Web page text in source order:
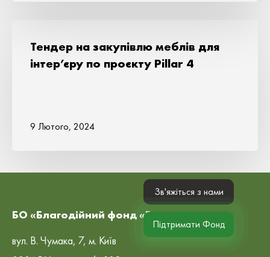
Тендер на закупівлю меблів для
інтер’єру по проєкту Pillar 4
9 Лютого, 2024
БО «Благодійний фонд «Рокада»
вул. В. Чумака, 7, м. Київ
Зв'яжіться з нами
Підтримати Фонд